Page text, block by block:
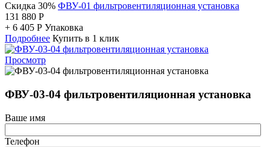
Скидка 30% ФВУ-01 фильтровентиляционная установка
131 880 Р
+ 6 405 Р Упаковка
Подробнее Купить в 1 клик
Просмотр
ФВУ-03-04 фильтровентиляционная установка
Ваше имя
Телефон